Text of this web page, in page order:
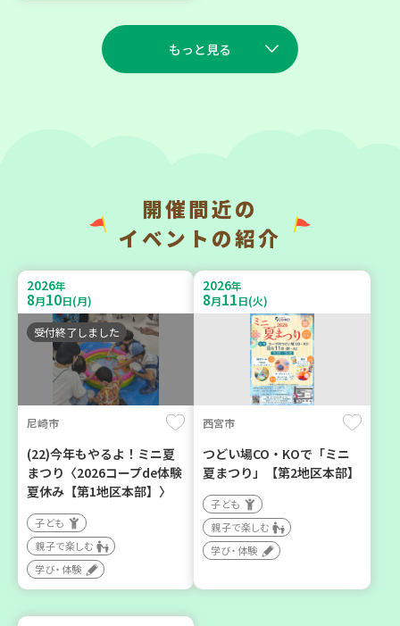
もっと見る
デニングで暮らしに癒しを
～ ＜デモ講座＞
大人向け
学び・体験
トック ～いつもの食材で備
えよう～
大人向け
平和・防災
2026年
8月1日(土)
明石市
2026年８月度 「子育てひ
ら高砂エリア～ 【第6地
2026年
10月31
神戸市西区
開催間近の
イベントの紹介
2026年
8月10日(月)
受付終了しました
尼崎市
(22)今年もやるよ！ミニ夏
まつり〈2026コープde体験
夏休み【第1地区本部】〉
子ども
親子で楽しむ
学び・体験
2026年
8月11日(火)
西宮市
つどい場CO・KOで「ミニ
夏まつり」【第2地区本部】
子ども
親子で楽しむ
学び・体験